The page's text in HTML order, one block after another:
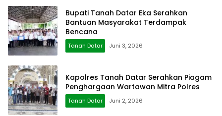
Bupati Tanah Datar Eka Serahkan
Bantuan Masyarakat Terdampak
Bencana
Tanah Datar Juni 3, 2026
Kapolres Tanah Datar Serahkan Piagam
Penghargaan Wartawan Mitra Polres
Tanah Datar Juni 2, 2026